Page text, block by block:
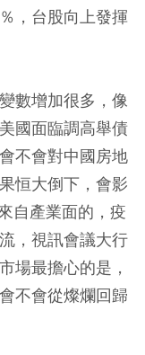
，台股向上發揮
數增加很多，像
國面臨調高舉債
不會對中國房地
恒大倒下，會影
自產業面的，疫
，視訊會議大行
場最擔心的是，
不會從燦爛回歸